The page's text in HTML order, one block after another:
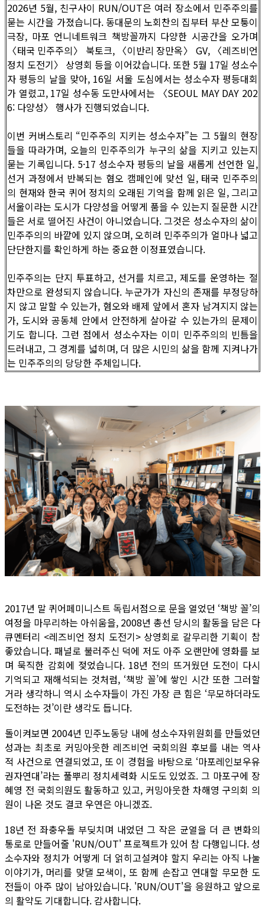
2026년 5월, 친구사이 RUN/OUT은 여러 장소에서 민주주의를
묻는 시간을 가졌습니다. 동대문의 노회찬의 집부터 부산 모퉁이
극장, 마포 언니네트워크 책방꼴까지 다양한 시공간을 오가며
〈태국 민주주의〉 북토크, 〈이반리 장만옥〉 GV, 〈레즈비언
정치 도전기〉 상영회 등을 이어갔습니다. 또한 5월 17일 성소수
자 평등의 날을 맞아, 16일 서울 도심에서는 성소수자 평등대회
가 열렸고, 17일 성수동 도만사에서는 〈SEOUL MAY DAY 202
6: 다양성〉 행사가 진행되었습니다.
이번 커버스토리 “민주주의 지키는 성소수자”는 그 5월의 현장
들을 따라가며, 오늘의 민주주의가 누구의 삶을 지키고 있는지
묻는 기록입니다. 5·17 성소수자 평등의 날을 새롭게 선언한 일,
선거 과정에서 반복되는 혐오 캠페인에 맞선 일, 태국 민주주의
의 현재와 한국 퀴어 정치의 오래된 기억을 함께 읽은 일, 그리고
서울이라는 도시가 다양성을 어떻게 품을 수 있는지 질문한 시간
들은 서로 떨어진 사건이 아니었습니다. 그것은 성소수자의 삶이
민주주의의 바깥에 있지 않으며, 오히려 민주주의가 얼마나 넓고
단단한지를 확인하게 하는 중요한 이정표였습니다.
민주주의는 단지 투표하고, 선거를 치르고, 제도를 운영하는 절
차만으로 완성되지 않습니다. 누군가가 자신의 존재를 부정당하
지 않고 말할 수 있는가, 혐오와 배제 앞에서 혼자 남겨지지 않는
가, 도시와 공동체 안에서 안전하게 살아갈 수 있는가의 문제이
기도 합니다. 그런 점에서 성소수자는 이미 민주주의의 빈틈을
드러내고, 그 경계를 넓히며, 더 많은 시민의 삶을 함께 지켜나가
는 민주주의의 당당한 주체입니다.
2017년 말 퀴어페미니스트 독립서점으로 문을 열었던 ‘책방 꼴’의
여정을 마무리하는 아쉬움을, 2008년 총선 당시의 활동을 담은 다
큐멘터리 <레즈비언 정치 도전기> 상영회로 갈무리한 기획이 참
좋았습니다. 패널로 불러주신 덕에 저도 아주 오랜만에 영화를 보
며 묵직한 감회에 젖었습니다. 18년 전의 뜨거웠던 도전이 다시
기억되고 재해석되는 것처럼, ‘책방 꼴’에 쌓인 시간 또한 그러할
거라 생각하니 역시 소수자들이 가진 가장 큰 힘은 ‘무모하더라도
도전하는 것’이란 생각도 듭니다.
돌이켜보면 2004년 민주노동당 내에 성소수자위원회를 만들었던
성과는 최초로 커밍아웃한 레즈비언 국회의원 후보를 내는 역사
적 사건으로 연결되었고, 또 이 경험을 바탕으로 ‘마포레인보우유
권자연대’라는 풀뿌리 정치세력화 시도도 있었죠. 그 마포구에 장
혜영 전 국회의원도 활동하고 있고, 커밍아웃한 차해영 구의회 의
원이 나온 것도 결코 우연은 아니겠죠.
18년 전 좌충우돌 부딪치며 내었던 그 작은 균열을 더 큰 변화의
통로로 만들어줄 'RUN/OUT' 프로젝트가 있어 참 다행입니다. 성
소수자와 정치가 어떻게 더 얽히고설켜야 할지 우리는 아직 나눌
이야기가, 머리를 맞댈 모색이, 또 함께 손잡고 연대할 무모한 도
전들이 아주 많이 남아있습니다. 'RUN/OUT'을 응원하고 앞으로
의 활약도 기대합니다. 감사합니다.